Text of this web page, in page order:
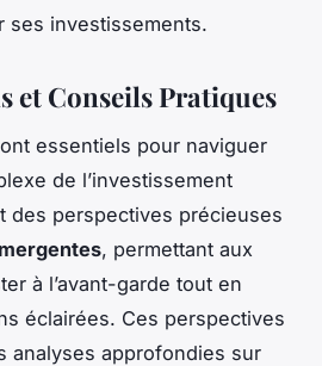
ses investissements.
et Conseils Pratiques
essentiels pour naviguer
de l’investissement
des perspectives précieuses
, permettant aux
à l’avant-garde tout en
éclairées. Ces perspectives
analyses approfondies sur